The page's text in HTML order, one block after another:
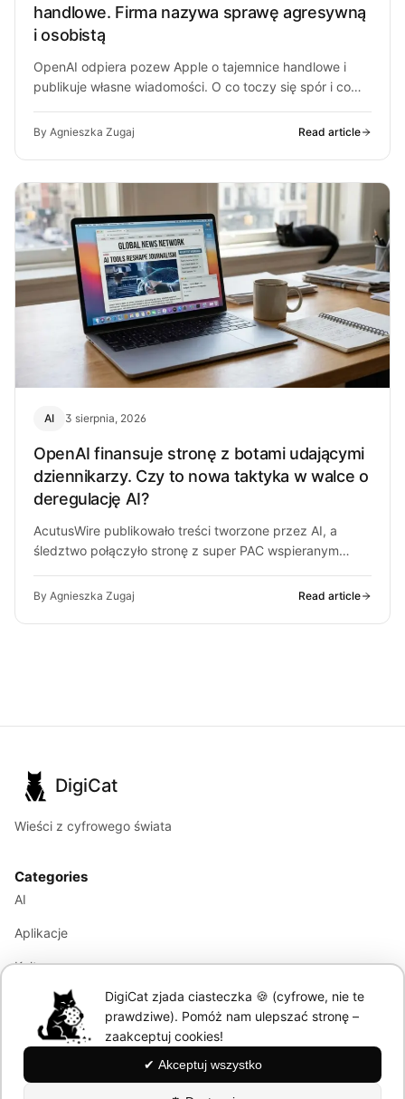
handlowe. Firma nazywa sprawę agresywną
i osobistą
OpenAI odpiera pozew Apple o tajemnice handlowe i
publikuje własne wiadomości. O co toczy się spór i co
By Agnieszka Zugaj Read article
AI 3 sierpnia, 2026
OpenAI finansuje stronę z botami udającymi
dziennikarzy. Czy to nowa taktyka w walce o
deregulację AI?
AcutusWire publikowało treści tworzone przez AI, a
śledztwo połączyło stronę z super PAC wspieranym
By Agnieszka Zugaj Read article
DigiCat
Wieści z cyfrowego świata
Categories
AI
Aplikacje
Kultura
Marketing
Modele językowe
DigiCat zjada ciasteczka 🍪 (cyfrowe, nie te
prawdziwe). Pomóż nam ulepszać stronę –
zaakceptuj cookies!
✔ Akceptuj wszystko